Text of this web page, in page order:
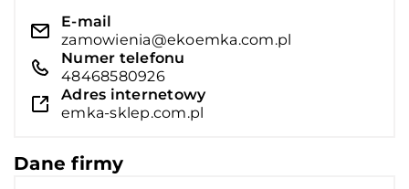
E-mail
zamowienia@ekoemka.com.pl
Numer telefonu
48468580926
Adres internetowy
emka-sklep.com.pl
Dane firmy